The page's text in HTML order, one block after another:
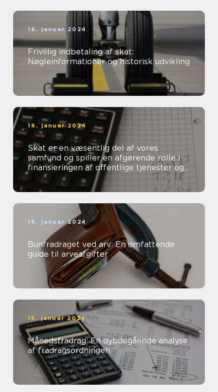
16. januar 2024
Frivillig indbetaling af skat:
Nøgleinformationer og historisk udvikling
16. januar 2024
Skat er en væsentlig del af vores
samfund og spiller en afgørende rolle i
finansieringen af offentlige tjenester og
velfærdsydelser
16. januar 2024
Bunfradraget ved arv: En omfattende
guide til arveafgifter
15. januar 2024
Månedsfradrag: En dybdegående analyse
af fradragsordningen